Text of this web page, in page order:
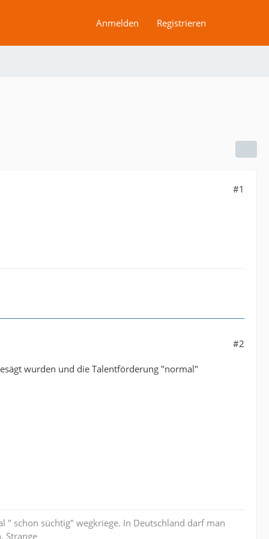
Anmelden Registrieren
#1
#2
wurden und die Talentförderung "normal"
" schon süchtig" wegkriege. In Deutschland darf man
Strange